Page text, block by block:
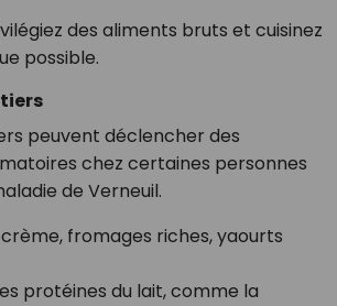
des aliments bruts et cuisinez
possible.
peuvent déclencher des
chez certaines personnes
de Verneuil.
fromages riches, yaourts
protéines du lait, comme la